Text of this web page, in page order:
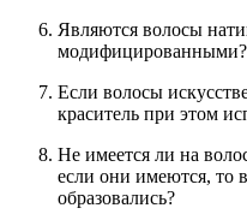
Являются волосы
модифицированными?
Если волосы
краситель при этом
Не имеется ли на
если они имеются, то
образовались?